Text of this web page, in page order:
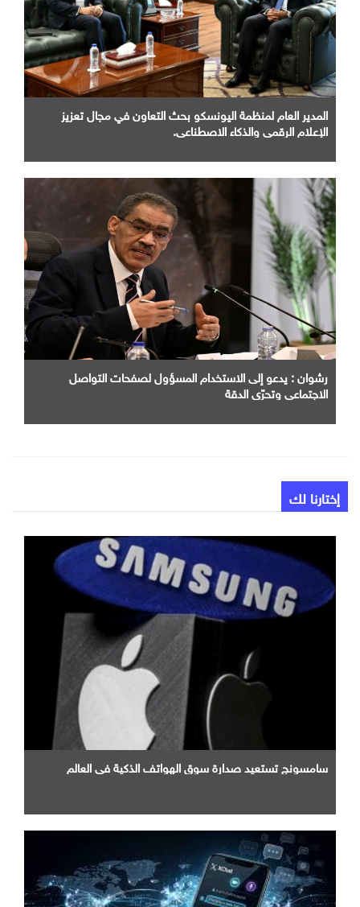
المدير العام لمنظمة اليونسكو بحث التعاون في مجال تعزيز
الإعلام الرقمي والذكاء الاصطناعي.
رشوان : يدعو إلى الاستخدام المسؤول لصفحات التواصل
الاجتماعي وتحرّي الدقة
إختارنا لك
سامسونج تستعيد صدارة سوق الهواتف الذكية في العالم